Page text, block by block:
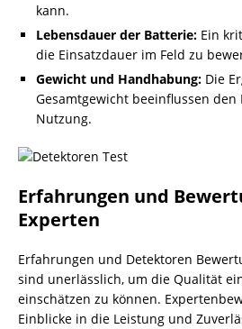
kann.
Lebensdauer der Batterie: Ein
die Einsatzdauer im Feld zu
Gewicht und Handhabung: Die
Gesamtgewicht beeinflussen
Nutzung.
Erfahrungen und
Experten
Erfahrungen und Detektoren
sind unerlässlich, um die Qualität
einschätzen zu können.
Einblicke in die Leistung und